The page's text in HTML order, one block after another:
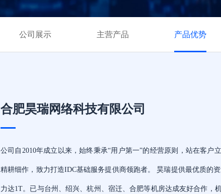
公司展示 主营产品 产品优势
合肥昊瑞网络科技有限公司
公司自2010年成立以来，始终秉承“用户第一”的经营原则，站在客户
精耕细作，致力打造IDC基础服务提供商领跑者。 昊瑞提供最优质的
力达1T。已与台州、绍兴、杭州、宿迁、合肥等机房达成友好合作，